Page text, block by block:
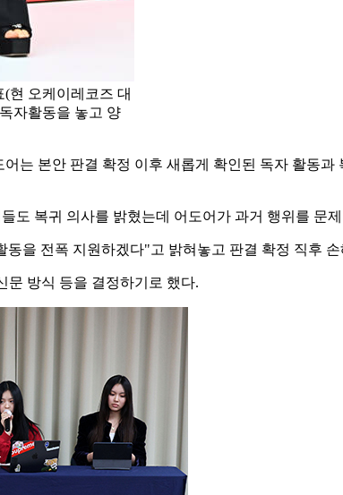
현 오케이레코즈 대
자활동을 놓고 양
는 본안 판결 확정 이후 새롭게 확인된 독자 활동
도 복귀 의사를 밝혔는데 어도어가 과거 행위를 문
을 전폭 지원하겠다"고 밝혀놓고 판결 확정 직후
문 방식 등을 결정하기로 했다.